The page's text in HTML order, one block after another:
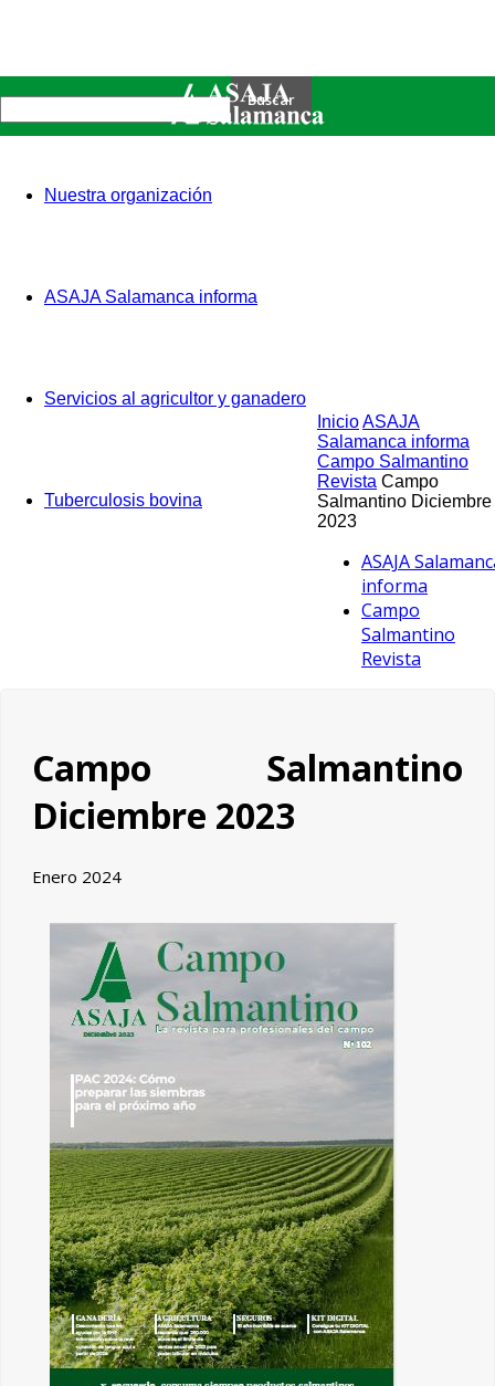
Nuestra organización
ASAJA Salamanca informa
Servicios al agricultor y ganadero
Tuberculosis bovina
InicioASAJA
Salamanca informa
Campo Salmantino
Revista Campo
Salmantino Diciembre
2023
ASAJA
informa
Campo
Salmantino
Revista
Campo Salmantino
Diciembre 2023
Enero 2024